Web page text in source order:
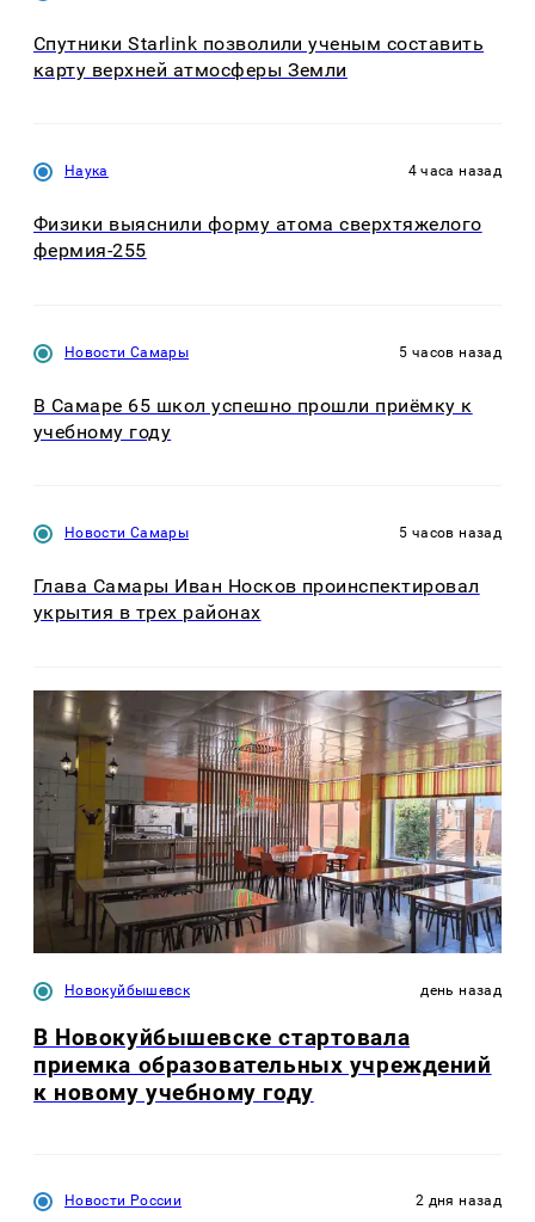
Спутники Starlink позволили ученым составить
карту верхней атмосферы Земли
Наука 4 часа назад
Физики выяснили форму атома сверхтяжелого
фермия-255
Новости Самары 5 часов назад
В Самаре 65 школ успешно прошли приёмку к
учебному году
Новости Самары 5 часов назад
Глава Самары Иван Носков проинспектировал
укрытия в трех районах
Новокуйбышевск день назад
В Новокуйбышевске стартовала
приемка образовательных учреждений
к новому учебному году
Новости России 2 дня назад